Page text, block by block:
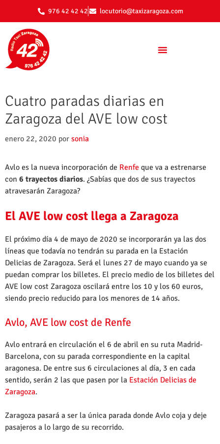
976 42 42 42 locutorio@taxizaragoza.com
Cuatro paradas diarias en
Zaragoza del AVE low cost
enero 22, 2020 por sonia
Avlo es la nueva incorporación de Renfe que va a estrenarse
con 6 trayectos diarios. ¿Sabías que dos de sus trayectos
atravesarán Zaragoza?
El AVE low cost llega a Zaragoza
El próximo día 4 de mayo de 2020 se incorporarán ya las dos
líneas que todavía no tendrán su parada en la Estación
Delicias de Zaragoza. Será el lunes 27 de mayo cuando ya se
puedan comprar los billetes. El precio medio de los billetes del
AVE low cost Zaragoza oscilará entre los 10 y los 60 euros,
siendo precio reducido para los menores de 14 años.
Avlo, AVE low cost de Renfe
Avlo entrará en circulación el 6 de abril en su ruta Madrid-
Barcelona, con su parada correspondiente en la capital
aragonesa. De entre sus 6 circulaciones al día, 3 en cada
sentido, serán 2 las que pasen por la Estación Delicias de
Zaragoza.
Zaragoza pasará a ser la única parada donde Avlo coja y deje
pasajeros a lo largo de su recorrido.